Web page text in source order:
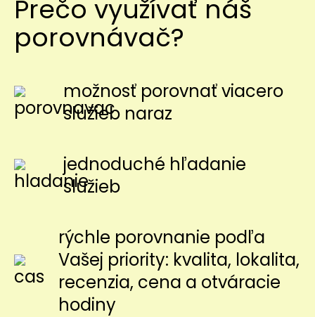
Prečo využívať náš
porovnávač?
možnosť porovnať viacero
služieb naraz
jednoduché hľadanie
služieb
rýchle porovnanie podľa
Vašej priority: kvalita, lokalita,
recenzia, cena a otváracie
hodiny